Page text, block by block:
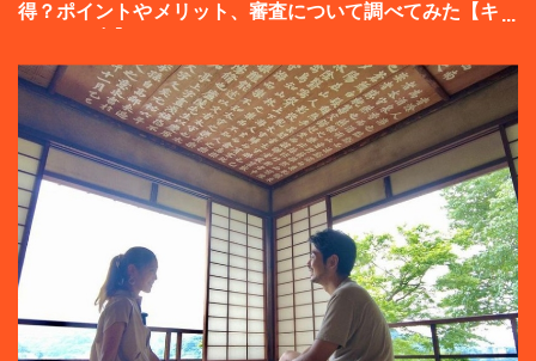
得？ポイントやメリット、審査について調べてみた【キャ